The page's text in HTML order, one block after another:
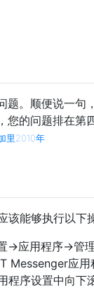
题。顺便说一句
您的问题排在第
里2010年
该能够执行以下
->应用程序->管
Messenger应用
程序设置中向下